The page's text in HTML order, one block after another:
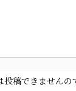
稿できませんの